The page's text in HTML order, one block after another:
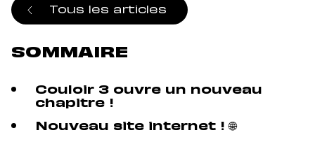
Tous les articles
SOMMAIRE
Couloir 3 ouvre un nouveau
chapitre !
Nouveau site internet ! 🌐